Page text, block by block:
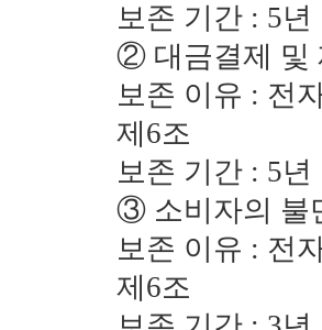
보존 기간 : 5년
② 대금결제 및
보존 이유 : 전
제6조
보존 기간 : 5년
③ 소비자의 불
보존 이유 : 전
제6조